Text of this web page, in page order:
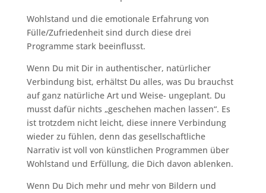
Wohlstand und die emotionale Erfahrung von
Fülle/Zufriedenheit sind durch diese drei
Programme stark beeinflusst.
Wenn Du mit Dir in authentischer, natürlicher
Verbindung bist, erhältst Du alles, was Du brauchst
auf ganz natürliche Art und Weise- ungeplant. Du
musst dafür nichts „geschehen machen lassen“. Es
ist trotzdem nicht leicht, diese innere Verbindung
wieder zu fühlen, denn das gesellschaftliche
Narrativ ist voll von künstlichen Programmen über
Wohlstand und Erfüllung, die Dich davon ablenken.
Wenn Du Dich mehr und mehr von Bildern und